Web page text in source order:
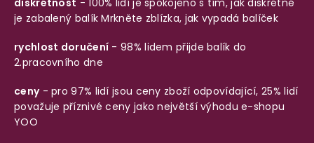
diskrétnost - 100% lidí je spokojeno s tím, jak diskrétně
je zabalený balíkMrkněte zblízka, jak vypadá balíček
rychlost doručení - 98% lidem přijde balík do
2.pracovního dne
ceny- pro 97% lidí jsou ceny zboží odpovídající, 25% lidí
považuje příznivé ceny jako největší výhodu e-shopu
YOO